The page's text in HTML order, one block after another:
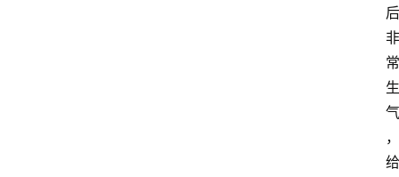
后
非
常
生
气
，
给